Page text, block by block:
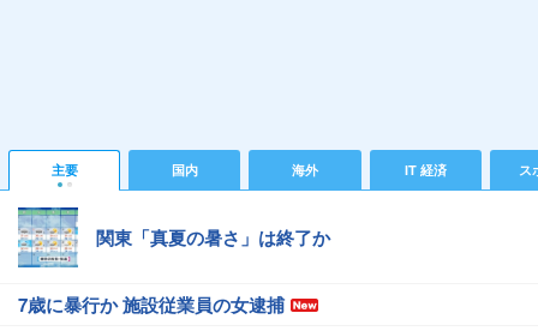
主要 国内 海外 IT 経済 ス
関東「真夏の暑さ」は終了か
7歳に暴行か 施設従業員の女逮捕